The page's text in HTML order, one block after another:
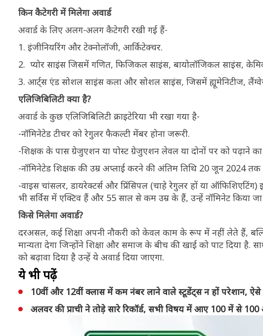
किन कैटेगरी में मिलेगा अवार्ड
अवार्ड के लिए अलग-अलग कैटेगरी रखी गई हैं-
1. इंजीनियरिंग और टेक्नोलॉजी, आर्किटेक्चर.
2. प्योर साइंस जिसमें गणित, फिजिकल साइंस, बायोलॉजिकल साइंस,
3. आर्ट्स एंड सोशल साइंस कला और सोशल साइंस, जिसमें ह्यूमेनिटीज,
एलिजिबिलिटी क्या है?
अवार्ड के कुछ एलिजिबिलिटी क्राइटेरिया भी रखा गया है-
-नॉमिनेटेड टीचर को रेगुलर फैकल्टी मेंबर होना जरूरी.
-शिक्षक के पास ग्रेजुएशन या पोस्ट ग्रेजुएशन लेवल या दोनों पर को पढ़ाने
-नॉमिनेटेड शिक्षक की उम्र अप्लाई करने की अंतिम तिथि 20 जून 2024
-वाइस चांसलर, डायरेक्टर्स और प्रिंसिपल (चाहे रेगुलर हों या
भी सर्विस में एक्टिव हैं और 55 साल से कम उम्र के हैं, उन्हें नॉमिनेट किया
किसे मिलेगा अवार्ड?
दरअसल, कई शिक्षा अपनी नौकरी को केवल काम के रूप में नहीं लेते हैं,
मान्यता देगा जिन्होंने शिक्षा और समाज के बीच की खाई को पाट दिया है.
को बढ़ावा दिया है उन्हें ये अवार्ड दिया जाएगा.
ये भी पढ़ें
10वीं और 12वीं क्लास में कम नंबर लाने वाले स्टूडेंट्स न हों परेशान,
अलवर की प्राची ने तोड़े सारे रिकॉर्ड, सभी विषय में आए 100 में से